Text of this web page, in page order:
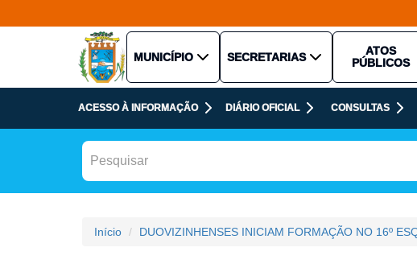
MUNICÍPIO SECRETARIAS
ATOS
PÚBLICOS
ACESSO À INFORMAÇÃO DIÁRIO OFICIAL CONSULTAS
Início DUOVIZINHENSES INICIAM FORMAÇÃO NO 16º